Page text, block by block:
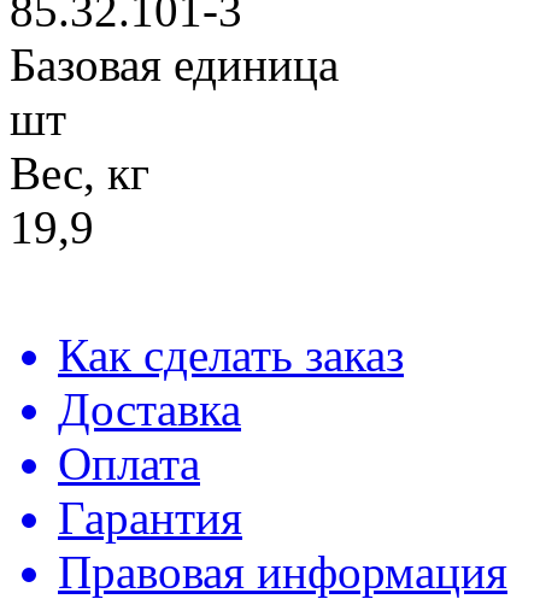
Базовая единица
шт
Вес, кг
19,9
Как сделать заказ
Доставка
Оплата
Гарантия
Правовая информация